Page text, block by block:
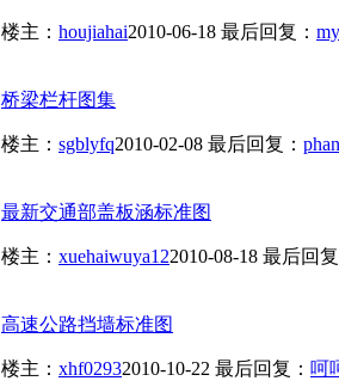
楼主： houjiahai2010-06-18 最后回复：
桥梁栏杆图集
楼主： sgblyfq2010-02-08 最后回复：
最新交通部盖板涵标准图
楼主： xuehaiwuya122010-08-18 最后回
高速公路挡墙标准图
楼主： xhf02932010-10-22 最后回复： 呵